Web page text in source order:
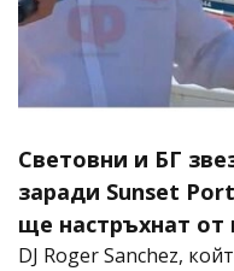
Световни и БГ
заради Sunset
ще настръхнат от
DJ Roger Sanchez,